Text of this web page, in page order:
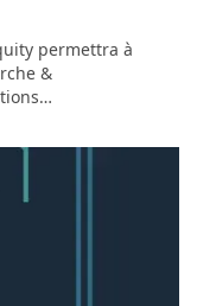
permettra à
&